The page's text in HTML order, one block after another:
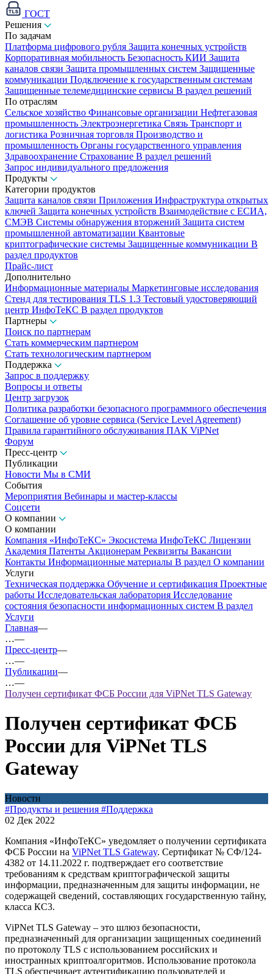
ГОСТ
Решения
По задачам
Платформа цифрового рубля Защита конечных устройств
Корпоративная мобильность Безопасность КИИ Защита
каналов связи Защита промышленных систем Защищенные
коммуникации Подключение к государственным системам
Защищенные телемедицинские сервисы В раздел решений
По отраслям
Сельское хозяйство Финансовые организации Нефтегазовая
промышленность Электроэнергетика Связь Транспорт и
логистика Розничная торговля Производство и
промышленность Органы государственного управления
Здравоохранение Страхование В раздел решений
Запрос индивидуального предложения
Продукты
Категории продуктов
Защита каналов связи Приложения Инфраструктура открытых
ключей Защита конечных устройств Взаимодействие с ЕСИА,
СМЭВ Системы обнаружения вторжений Защита систем
промышленной автоматизации Квантовые
криптографические системы Защищенные коммуникации В
раздел продуктов
Прайс-лист
Дополнительно
Информационные материалы Маркетинговые исследования
Стенд для тестирования TLS 1.3 Тестовый удостоверяющий
центр ИнфоТеКС В раздел продуктов
Партнеры
Поиск по партнерам
Стать коммерческим партнером
Стать технологическим партнером
Поддержка
Запрос в поддержку
Вопросы и ответы
Центр загрузок
Политика разработки безопасного программного обеспечения
Соглашение об уровне сервиса (Service Level Agreement)
Правила гарантийного обслуживания ПАК ViPNet
Форум
Пресс-центр
Публикации
Новости Мы в СМИ
События
Мероприятия Вебинары и мастер-классы
Соцсети
О компании
О компании
Компания «ИнфоТеКС» Экосистема ИнфоТеКС Лицензии
Академия Патенты Акционерам Реквизиты Вакансии
Контакты Информационные материалы В раздел О компании
Услуги
Техническая поддержка Обучение и сертификация Проектные
работы Исследовательская лаборатория Исследование
состояния безопасности информационных систем В раздел
Услуги
Главная—
…—
Пресс-центр—
…—
Публикации—
…—
Получен сертификат ФСБ России для ViPNet TLS Gateway
Получен сертификат ФСБ
России для ViPNet TLS
Gateway
Новости
#Продукты и решения #Поддержка
02 Дек 2022
Компания «ИнфоТеКС» уведомляет о получении сертификата
ФСБ России на ViPNet TLS Gateway. Сертификат № СФ/124-
4382 от 14.11.2022 г. подтверждает его соответствие
требованиям к средствам криптографической защиты
информации, предназначенным для защиты информации, не
содержащей сведений, составляющих государственную тайну,
класса КС3.
ViPNet TLS Gateway – это шлюз безопасности,
предназначенный для организации защищенных соединений
по протоколу TLS с использованием российских и
иностранных криптоалгоритмов. Использование протокола
TLS обеспечивает аутентификацию пользователей и